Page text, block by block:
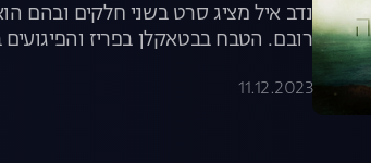
נדב איל מציג סרט בשני חלקים ובהם
רובם. הטבח בבטאקלן בפריז
11.12.2023